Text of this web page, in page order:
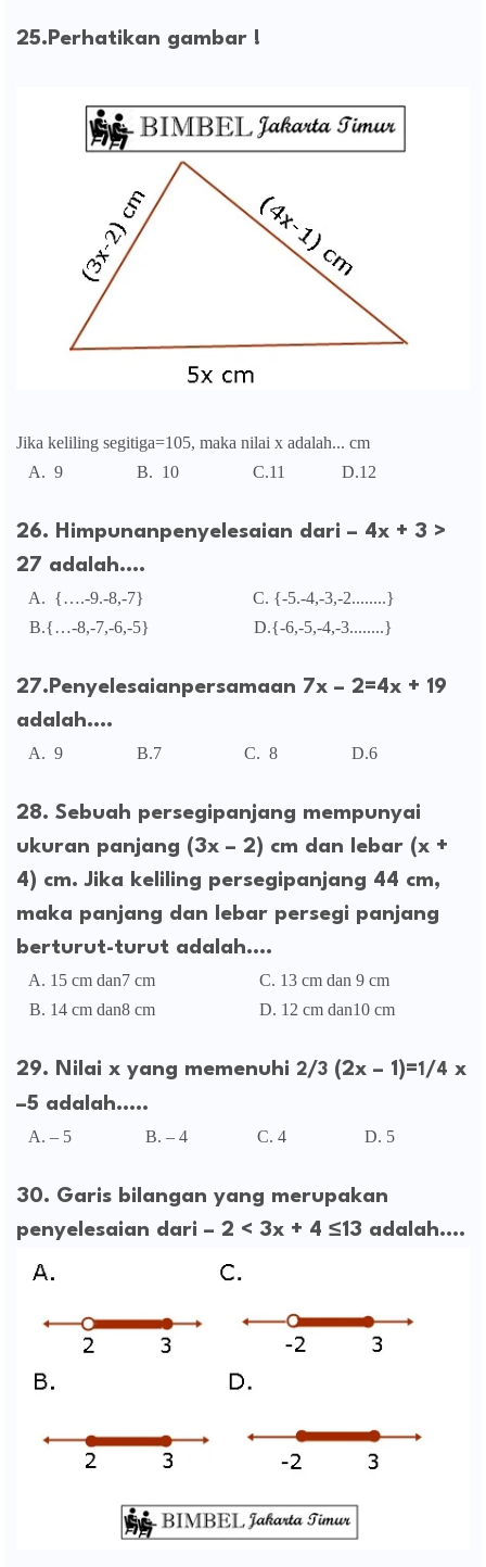
25.Perhatikan gambar !
Jika keliling segitiga=105, maka nilai x adalah... cm
A. 9 B. 10 C.11 D.12
26. Himpunanpenyelesaian dari – 4x + 3 >
27 adalah….
A. {….-9.-8,-7} C. {-5.-4,-3,-2........}
B.{…-8,-7,-6,-5} D.{-6,-5,-4,-3........}
27.Penyelesaianpersamaan 7x – 2=4x + 19
adalah....
A. 9 B.7 C. 8 D.6
28. Sebuah persegipanjang mempunyai
ukuran panjang (3x – 2) cm dan lebar (x +
4) cm. Jika keliling persegipanjang 44 cm,
maka panjang dan lebar persegi panjang
berturut-turut adalah....
A. 15 cm dan7 cm C. 13 cm dan 9 cm
B. 14 cm dan8 cm D. 12 cm dan10 cm
29. Nilai x yang memenuhi 2/3 (2x – 1)=1 /4 x
–5 adalah…..
A. – 5 B. – 4 C. 4 D. 5
30. Garis bilangan yang merupakan
penyelesaian dari – 2 < 3x + 4 ≤13 adalah….